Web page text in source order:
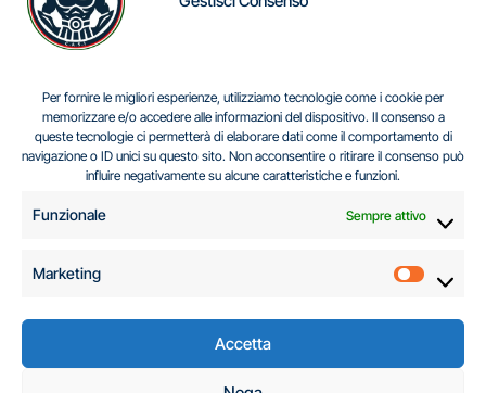
Per fornire le migliori esperienze, utilizziamo tecnologie come i cookie per
memorizzare e/o accedere alle informazioni del dispositivo. Il consenso a
queste tecnologie ci permetterà di elaborare dati come il comportamento di
navigazione o ID unici su questo sito. Non acconsentire o ritirare il consenso può
influire negativamente su alcune caratteristiche e funzioni.
Funzionale Sempre attivo
Marketing
Accetta
Centro Analisi e Studi Italus © Tutti i diritti riservati
C.A.S.I. – Centro